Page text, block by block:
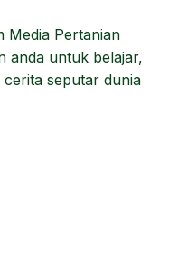
Media Pertanian
anda untuk belajar,
seputar dunia